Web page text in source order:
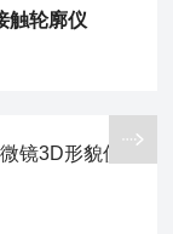
触轮廓仪